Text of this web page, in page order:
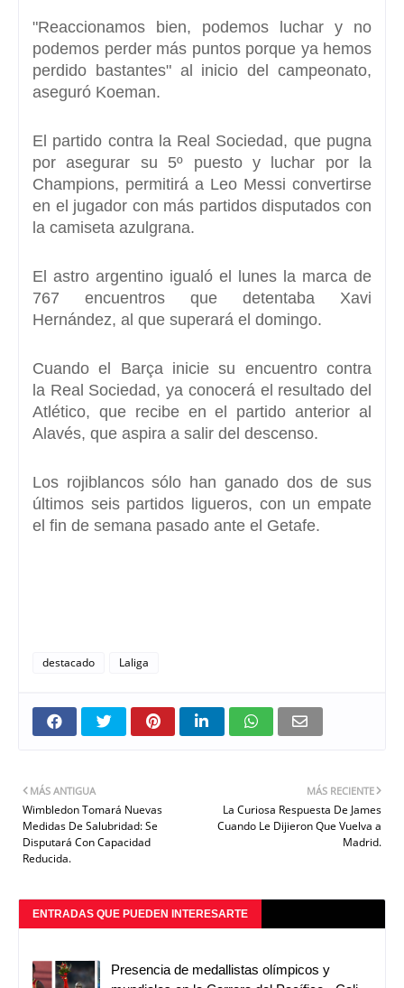
"Reaccionamos bien, podemos luchar y no
podemos perder más puntos porque ya hemos
perdido bastantes" al inicio del campeonato,
aseguró Koeman.
El partido contra la Real Sociedad, que pugna
por asegurar su 5º puesto y luchar por la
Champions, permitirá a Leo Messi convertirse
en el jugador con más partidos disputados con
la camiseta azulgrana.
El astro argentino igualó el lunes la marca de
767 encuentros que detentaba Xavi
Hernández, al que superará el domingo.
Cuando el Barça inicie su encuentro contra
la Real Sociedad,ya conocerá el resultado del
Atlético, que recibe en el partido anterior al
Alavés, que aspira a salir del descenso.
Los rojiblancos sólo han ganado dos de sus
últimos seis partidos ligueros, con un empate
el fin de semana pasado ante el Getafe.
destacado Laliga
MÁS RECIENTE
La Curiosa Respuesta De James
Cuando Le Dijieron Que Vuelva a
Madrid.
MÁS ANTIGUA
Wimbledon Tomará Nuevas
Medidas De Salubridad: Se
Disputará Con Capacidad
Reducida.
ENTRADAS QUE PUEDEN INTERESARTE
Presencia de medallistas olímpicos y